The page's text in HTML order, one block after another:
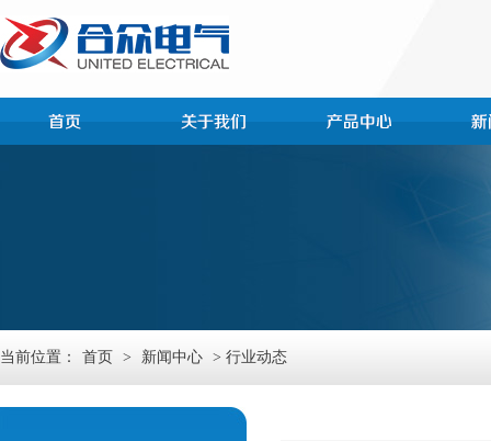
当前位置： 首页 > 新闻中心 > 行业动态